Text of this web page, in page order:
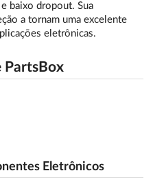
baixo dropout. Sua
a tornam uma excelente
eletrônicas.
PartsBox
Eletrônicos